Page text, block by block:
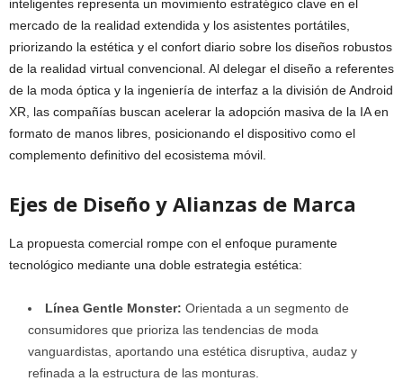
inteligentes representa un movimiento estratégico clave en el
mercado de la realidad extendida y los asistentes portátiles,
priorizando la estética y el confort diario sobre los diseños robustos
de la realidad virtual convencional. Al delegar el diseño a referentes
de la moda óptica y la ingeniería de interfaz a la división de Android
XR, las compañías buscan acelerar la adopción masiva de la IA en
formato de manos libres, posicionando el dispositivo como el
complemento definitivo del ecosistema móvil.
Ejes de Diseño y Alianzas de Marca
La propuesta comercial rompe con el enfoque puramente
tecnológico mediante una doble estrategia estética:
Línea Gentle Monster: Orientada a un segmento de
consumidores que prioriza las tendencias de moda
vanguardistas, aportando una estética disruptiva, audaz y
refinada a la estructura de las monturas.